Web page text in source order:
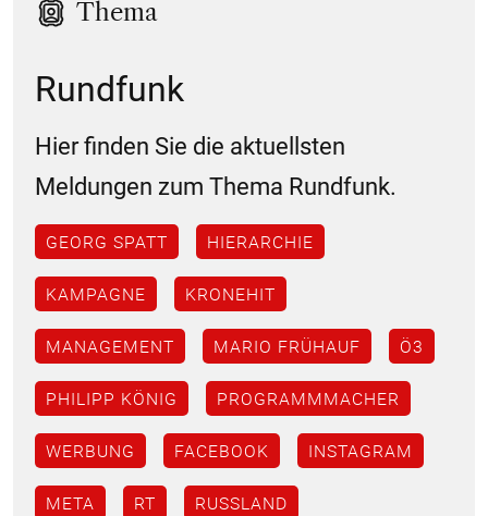
Thema
Rundfunk
Hier finden Sie die aktuellsten
Meldungen zum Thema Rundfunk.
GEORG SPATT HIERARCHIE
KAMPAGNE KRONEHIT
MANAGEMENT MARIO FRÜHAUF Ö3
PHILIPP KÖNIG PROGRAMMMACHER
WERBUNG FACEBOOK INSTAGRAM
META RT RUSSLAND